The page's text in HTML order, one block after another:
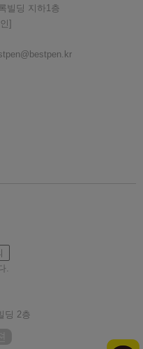
빌딩 지하1층
]
.
딩 2층